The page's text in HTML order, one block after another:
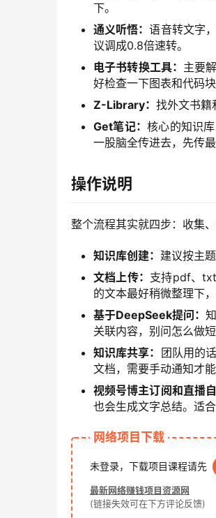
下。
通义听悟：语音转文字
议调成0.8倍速转。
电子书转换工具： 主要
好检查一下图表和代码块
Z-Library： 找外文书籍
Get笔记：核心的知识
一股脑全传进去，先传最
操作说明
整个流程其实就四步：收集
知识库创建： 建议按主
文档上传： 支持pdf、
的文本最好稍微整理下
基于DeepSeek提问：
关联内容，别问怎么做
知识库共享：
团队用的
文档，需要手动通知才能
视频号博主订阅和直播
也会生成文字总结。适
网络项目下载
未登录，下载项目课程请先
最新网络赚钱项目资源网
(链接失效可在下方评论反馈)